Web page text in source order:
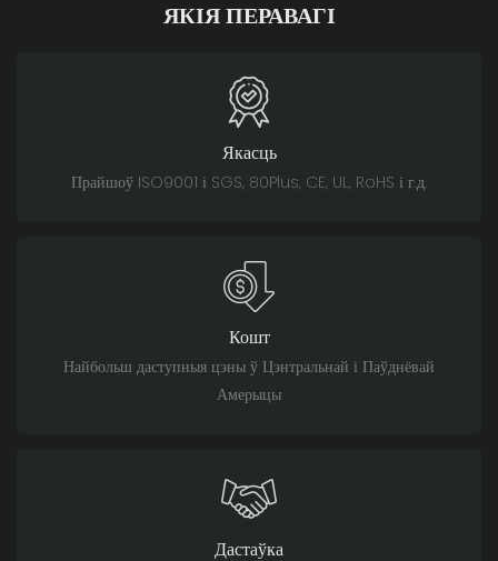
ЯКІЯ ПЕРАВАГІ
Якасць
Прайшоў ISO9001 і SGS, 80Plus, CE, UL, RoHS і г.д.
Кошт
Найбольш даступныя цэны ў Цэнтральнай і Паўднёвай
Амерыцы
Дастаўка